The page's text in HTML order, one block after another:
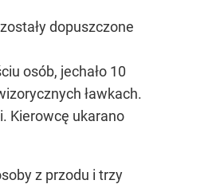
dopuszczone
osób, jechało 10
ławkach.
Kierowcę ukarano
z przodu i trzy